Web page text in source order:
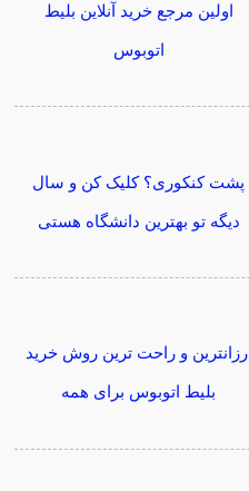
اولین مرجع خرید آنلاین بلیط
اتوبوس
پشت کنکوری؟ کلیک کن و سال
دیگه تو بهترین دانشگاه هستی
ارزانترین و راحت ترین روش خرید
بلیط اتوبوس برای همه